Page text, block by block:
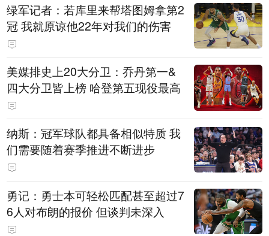
绿军记者：若库里来帮塔图姆拿第2
冠 我就原谅他22年对我们的伤害
美媒排史上20大分卫：乔丹第一&
四大分卫皆上榜 哈登第五现役最高
纳斯：冠军球队都具备相似特质 我
们需要随着赛季推进不断进步
勇记：勇士本可轻松匹配甚至超过7
6人对布朗的报价 但谈判未深入